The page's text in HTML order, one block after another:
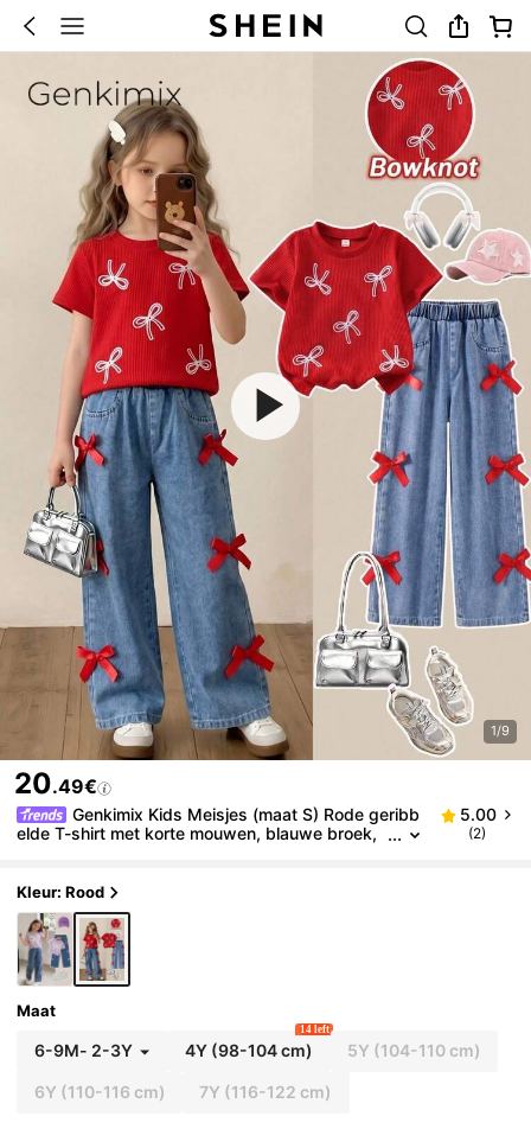
1/9
20.49€
Genkimix Kids Meisjes (maat S) Rode geribb
elde T-shirt met korte mouwen, blauwe broek,
5.00
(2)
Kleur: Rood
Maat
6-9M- 2-3Y 4Y (98-104 cm)
14 left
5Y (104-110 cm)
6Y (110-116 cm) 7Y (116-122 cm)